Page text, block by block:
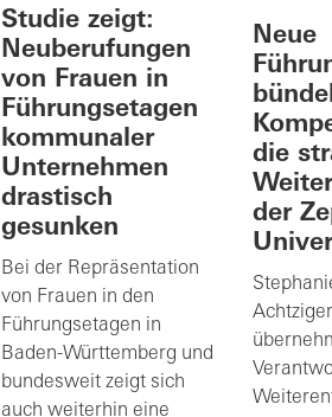
Studie zeigt:
Neuberufungen
von Frauen in
Führungsetagen
kommunaler
Unternehmen
drastisch
gesunken
Bei der Repräsentation
von Frauen in den
Führungsetagen in
Baden-Württemberg und
bundesweit zeigt sich
auch weiterhin eine
Neue
die
der